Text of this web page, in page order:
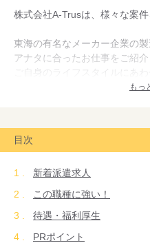
株式会社A-Trusは、様々な案
東海の有名なメーカー企業の
アナタに合ったお仕事をご紹介
ご自身のライフスタイルにあ
現場での出来事や不安な事など
色々お話し下さいね♪
もっ
目次
新着派遣求人
この職種に強い！
待遇・福利厚生
PRポイント